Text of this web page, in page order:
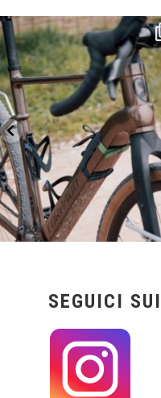
Kepler R è la gravel pensata per
lunghe...
26 0
SEGUICI